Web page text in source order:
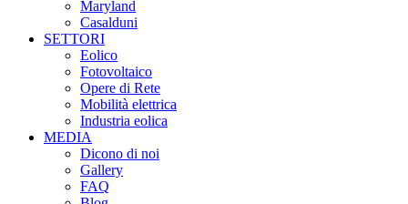
Maryland
Casalduni
SETTORI
Eolico
Fotovoltaico
Opere di Rete
Mobilità elettrica
Industria eolica
MEDIA
Dicono di noi
Gallery
FAQ